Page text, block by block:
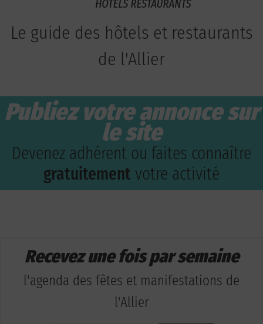
Le guide des hôtels et restaurants
de l'Allier
Publiez votre annonce sur
le site
Devenez adhérent ou faites connaître
gratuitement votre activité
Recevez une fois par semaine
l'agenda des fêtes et manifestations de
l'Allier